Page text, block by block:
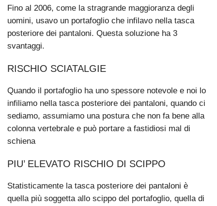
Fino al 2006, come la stragrande maggioranza degli
uomini, usavo un portafoglio che infilavo nella tasca
posteriore dei pantaloni. Questa soluzione ha 3
svantaggi.
RISCHIO SCIATALGIE
Quando il portafoglio ha uno spessore notevole e noi lo
infiliamo nella tasca posteriore dei pantaloni, quando ci
sediamo, assumiamo una postura che non fa bene alla
colonna vertebrale e può portare a fastidiosi mal di
schiena
PIU’ ELEVATO RISCHIO DI SCIPPO
Statisticamente la tasca posteriore dei pantaloni è
quella più soggetta allo scippo del portafoglio, quella di